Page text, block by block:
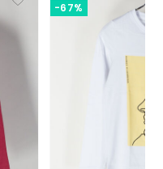
-67%